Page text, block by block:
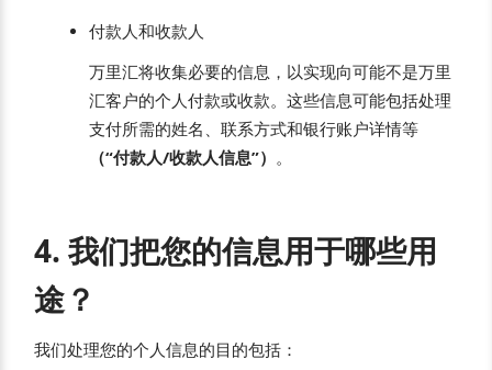
付款人和收款人
万里汇将收集必要的信息，以实现向可能不是万里
汇客户的个人付款或收款。这些信息可能包括处理
支付所需的姓名、联系方式和银行账户详情等
（“付款人/收款人信息”） 。
4. 我们把您的信息用于哪些用
途？
我们处理您的个人信息的目的包括：